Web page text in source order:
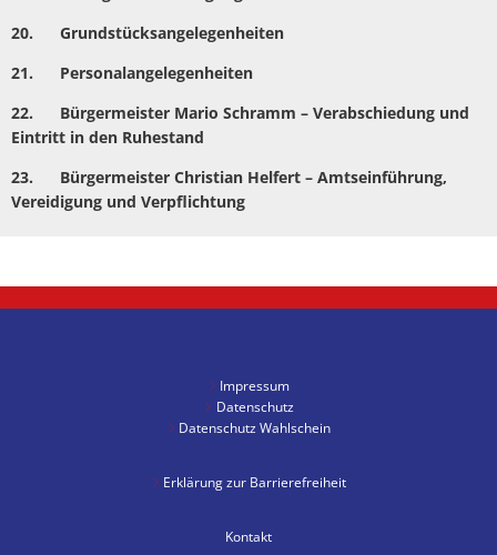
20. Grundstücksangelegenheiten
21. Personalangelegenheiten
22. Bürgermeister Mario Schramm – Verabschiedung und
Eintritt in den Ruhestand
23. Bürgermeister Christian Helfert – Amtseinführung,
Vereidigung und Verpflichtung
Impressum
Datenschutz
Datenschutz Wahlschein
Erklärung zur Barrierefreiheit
Kontakt